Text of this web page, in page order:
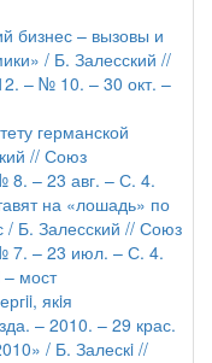
бизнес – вызовы и
/ Б. Залесский //
– № 10. – 30 окт. –
германской
// Союз
8. – 23 авг. – С. 4.
на «лошадь» по
Б. Залесский // Союз
7. – 23 июл. – С. 4.
мост
якiя
– 2010. – 29 крас.
/ Б. Залескi //